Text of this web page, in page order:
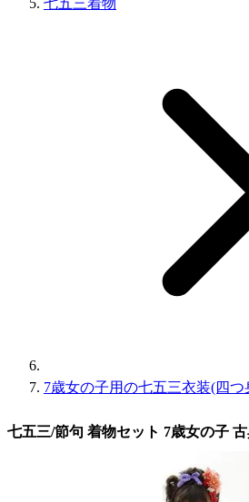
七五三着物
7歳女の子用の七五三衣装(四つ
七五三/節句 着物セット 7歳女の子